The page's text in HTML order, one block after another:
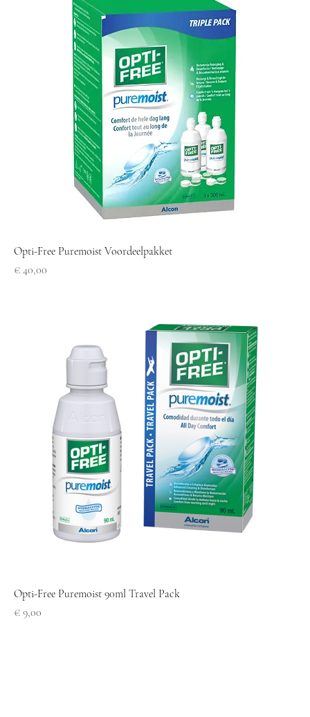
Opti-Free Puremoist Voordeelpakket
Prijs
€ 40,00
Opti-Free Puremoist 90ml Travel Pack
Prijs
€ 9,00